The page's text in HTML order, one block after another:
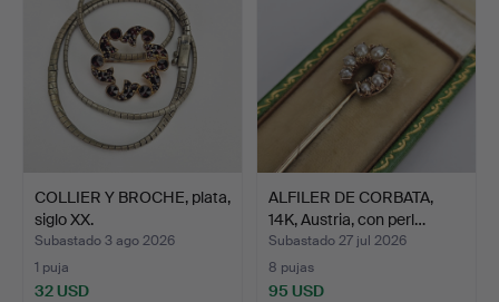
COLLIER Y BROCHE, plata,
siglo XX.
Subastado 3 ago 2026
1 puja
32 USD
ALFILER DE CORBATA,
14K, Austria, con perl…
Subastado 27 jul 2026
8 pujas
95 USD